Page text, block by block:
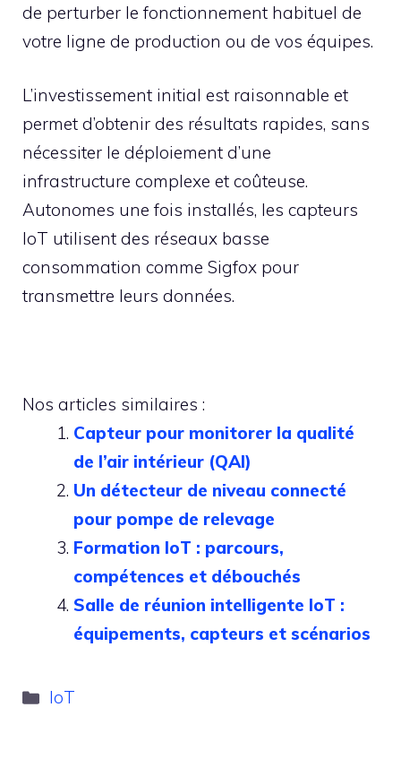
de perturber le fonctionnement habituel de
votre ligne de production ou de vos équipes.
L’investissement initial est raisonnable et
permet d’obtenir des résultats rapides, sans
nécessiter le déploiement d’une
infrastructure complexe et coûteuse.
Autonomes une fois installés, les capteurs
IoT utilisent des réseaux basse
consommation comme Sigfox pour
transmettre leurs données.
Nos articles similaires :
Capteur pour monitorer la qualité
de l’air intérieur (QAI)
Un détecteur de niveau connecté
pour pompe de relevage
Formation IoT : parcours,
compétences et débouchés
Salle de réunion intelligente IoT :
équipements, capteurs et scénarios
Catégories
IoT